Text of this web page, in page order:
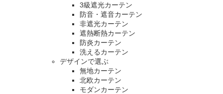
3級遮光カーテン
防音・遮音カーテン
非遮光カーテン
遮熱断熱カーテン
防炎カーテン
洗えるカーテン
デザインで選ぶ
無地カーテン
北欧カーテン
モダンカーテン